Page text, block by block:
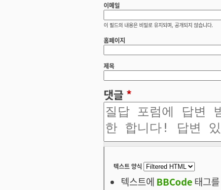
이메일
이 필드의 내용은 비밀로 유지되며, 공개되지 않습니다.
홈페이지
제목
댓글 *
텍스트 양식
텍스트에 BBCode태그